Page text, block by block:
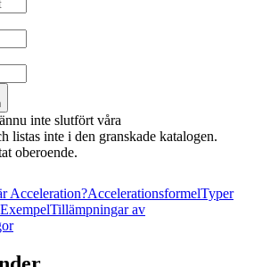
inte slutfört våra
listas inte i den granskade katalogen.
oberoende.
Acceleration?AccelerationsformelTyper
Tillämpningar av